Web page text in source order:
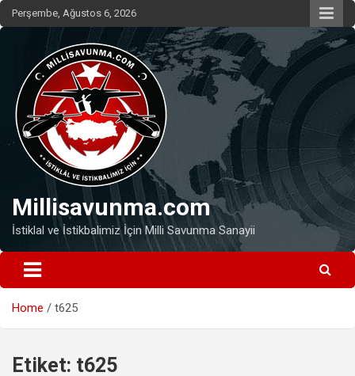
Skip
to
Perşembe, Ağustos 6, 2026
Millisavunma.com
İstiklal ve İstikbalimiz İçin Milli Savunma Sanayii
Home t625
Etiket: t625